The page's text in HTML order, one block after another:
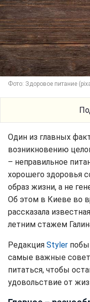
Фото: Здоровое питание
Один из главных
возникновению
– неправильное
хорошего здоровья
образ жизни, а не
Об этом в Киеве во
рассказала
летним стажем
Редакция Styler
самые важные
питаться, чтобы
удовольствие от